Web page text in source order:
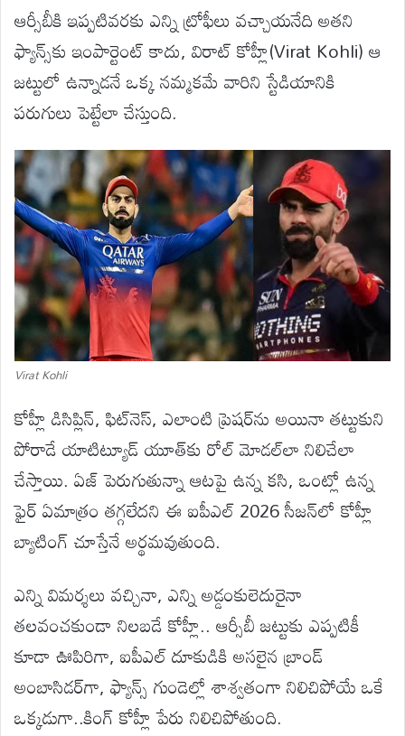
ఆర్సీబీకి ఇప్పటివరకు ఎన్ని ట్రోఫీలు వచ్చాయనేది అతని
ఫ్యాన్స్‌కు ఇంపార్టెంట్ కాదు, విరాట్ కోహ్లీ(Virat Kohli) ఆ
జట్టులో ఉన్నాడనే ఒక్క నమ్మకమే వారిని స్టేడియానికి
పరుగులు పెట్టేలా చేస్తుంది.
Virat Kohli
కోహ్లీ డిసిప్లిన్, ఫిట్‌నెస్, ఎలాంటి ప్రెషర్‌ను అయినా తట్టుకుని
పోరాడే యాటిట్యూడ్ యూత్‌కు రోల్ మోడల్‌లా నిలిచేలా
చేస్తాయి. ఏజ్ పెరుగుతున్నా ఆటపై ఉన్న కసి, ఒంట్లో ఉన్న
ఫైర్ ఏమాత్రం తగ్గలేదని ఈ ఐపీఎల్ 2026 సీజన్‌లో కోహ్లీ
బ్యాటింగ్ చూస్తేనే అర్థమవుతుంది.
ఎన్ని విమర్శలు వచ్చినా, ఎన్ని అడ్డంకులెదురైనా
తలవంచకుండా నిలబడే కోహ్లీ.. ఆర్సీబీ జట్టుకు ఎప్పటికీ
కూడా ఊపిరిగా, ఐపీఎల్ దూకుడికి అసలైన బ్రాండ్
అంబాసిడర్‌గా, ఫ్యాన్స్ గుండెల్లో శాశ్వతంగా నిలిచిపోయే ఒకే
ఒక్కడుగా..కింగ్ కోహ్లీ పేరు నిలిచిపోతుంది.